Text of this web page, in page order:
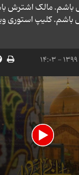
مالک اشترش
باشم. کلیپ استوری